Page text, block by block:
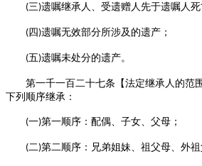
(三)遗嘱继承人、受遗赠人先于遗嘱人死
( 四 )遗嘱无效部分所涉及的遗产；
(五)遗嘱未处分的遗产。
第一千一百二十七条【法定继承人的范
下列顺序继承：
(一)第一顺序：配偶、子女、父母；
( 二 )第二顺序：兄弟姐妹、祖父母、外祖